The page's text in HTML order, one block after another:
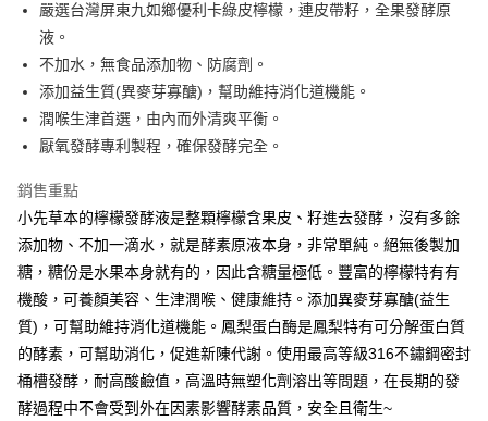
運送方式
一般宅配(先付款再配送)
每筆NT$80，滿NT$1,500(含以上)免運費
嚴選台灣屏東九如鄉優利卡綠皮檸檬，連皮帶籽，全果發酵原
液。
不加水，無食品添加物、防腐劑。
添加益生質(異麥芽寡醣)，幫助維持消化道機能。
潤喉生津首選，由內而外清爽平衡。
厭氧發酵專利製程，確保發酵完全。
銷售重點
小先草本的檸檬發酵液是整顆檸檬含果皮、籽進去發酵，沒有多餘
添加物、不加一滴水，就是酵素原液本身，非常單純。絕無後製加
糖，糖份是水果本身就有的，因此含糖量極低。豐富的檸檬特有有
機酸，可養顏美容、生津潤喉、健康維持。添加異麥芽寡醣(益生
質)，可幫助維持消化道機能。鳳梨蛋白酶是鳳梨特有可分解蛋白質
的酵素，可幫助消化，促進新陳代謝。使用最高等級316不鏽鋼密封
桶槽發酵，耐高酸鹼值，高溫時無塑化劑溶出等問題，在長期的發
酵過程中不會受到外在因素影響酵素品質，安全且衛生~